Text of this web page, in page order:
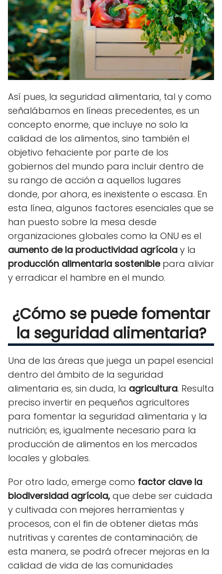
Así pues, la seguridad alimentaria, tal y como
señalábamos en líneas precedentes, es un
concepto enorme, que incluye no solo la
calidad de los alimentos, sino también el
objetivo fehaciente por parte de los
gobiernos del mundo para incluir dentro de
su rango de acción a aquellos lugares
donde, por ahora, es inexistente o escasa. En
esta línea, algunos factores esenciales que se
han puesto sobre la mesa desde
organizaciones globales como la ONU es el
aumento de la productividad agrícola y la
producción alimentaria sosteniblepara aliviar
y erradicar el hambre en el mundo.
¿Cómo se puede fomentar
la seguridad alimentaria?
Una de las áreas que juega un papel esencial
dentro del ámbito de la seguridad
alimentaria es, sin duda, la agricultura. Resulta
preciso invertir en pequeños agricultores
para fomentar la seguridad alimentaria y la
nutrición; es, igualmente necesario para la
producción de alimentos en los mercados
locales y globales.
Por otro lado, emerge como factor clave la
biodiversidad agrícola, que debe ser cuidada
y cultivada con mejores herramientas y
procesos, con el fin de obtener dietas más
nutritivas y carentes de contaminación; de
esta manera, se podrá ofrecer mejoras en la
calidad de vida de las comunidades